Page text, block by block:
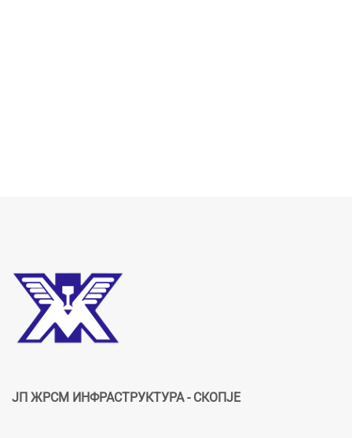
ЈП ЖРСМ ИНФРАСТРУКТУРА - СКОПЈЕ